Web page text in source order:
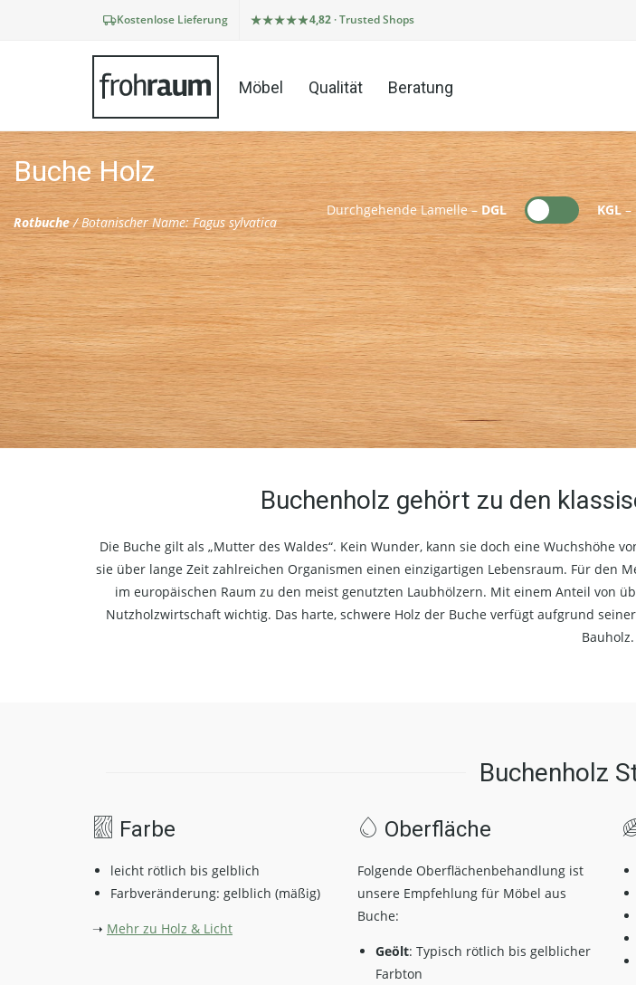
Kostenlose Lieferung 4,82 · Trusted Shops
Möbel Qualität Beratung
Buche Holz
Rotbuche/ Botanischer Name: Fagus sylvatica
Durchgehende Lamelle –DGL KGL–
Buchenholz gehört zu den
Die Buche gilt als „Mutter des Waldes“. Kein Wunder, kann sie doch eine
sie über lange Zeit zahlreichen Organismen einen einzigartigen Lebensraum. Für den
im europäischen Raum zu den meist genutzten Laubhölzern. Mit einem Anteil von
Nutzholzwirtschaft wichtig. Das harte, schwere Holz der Buche verfügt aufgrund
Bauholz.
Buchenholz
Farbe
leicht rötlich bis gelblich
Farbveränderung: gelblich (mäßig)
➝ Mehr zu Holz & Licht
Oberfläche
Folgende Oberflächenbehandlung ist
unsere Empfehlung für Möbel aus
Buche:
Geölt: Typisch rötlich bis gelblicher
Farbton